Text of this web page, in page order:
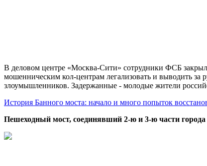
В деловом центре «Москва-Сити» сотрудники ФСБ
мошенническим кол-центрам легализовать и выводить за
злоумышленников. Задержанные - молодые жители
История Банного моста: начало и много попыток
Пешеходный мост, соединявший 2-ю и 3-ю части